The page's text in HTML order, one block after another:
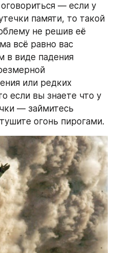
— если у
памяти, то такой
не решив её
всё равно вас
в виде падения
или редких
если вы знаете что у
— займитесь
огонь пирогами.